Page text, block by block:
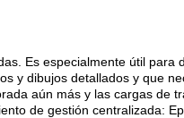
Es especialmente útil para
y dibujos detallados y que
aún más y las cargas de
de gestión centralizada: